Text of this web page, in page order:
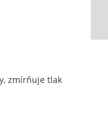
zmírňuje tlak